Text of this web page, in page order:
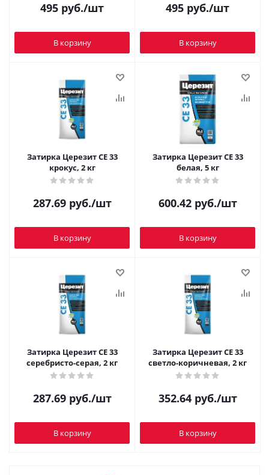
495 руб./шт
В корзину
495 руб./шт
В корзину
Затирка Церезит CE 33
крокус, 2 кг
287.69руб./шт
В корзину
Затирка Церезит CE 33
белая, 5 кг
600.42руб./шт
В корзину
Затирка Церезит CE 33
серебристо-серая, 2 кг
287.69руб./шт
В корзину
Затирка Церезит CE 33
светло-коричневая, 2 кг
352.64руб./шт
В корзину